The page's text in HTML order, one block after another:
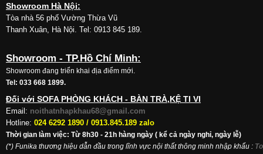
Showroom Hà Nội:
Tòa nhà 56 phố Vường Thừa Vũ
Thanh Xuân, Hà Nội. Tel: 0913 845 189.
Showroom - TP.Hồ Chí Minh:
Showroom đang triển khai địa điểm mới.
Tel: 033 668 1899.
Đối với SOFA PHÒNG KHÁCH - BÀN TRÀ,KỆ TI VI
Email: noithatnhapkhau68@gmail.com
Hotline: 024 6292 1890 / 0913.845.189 zalo
Thời gian làm việc: Từ 8h30 - 21h hàng ngày ( kể cả ngày nghỉ, ngày lễ)
(*) Funika thương hiệu dẫn đầu trong lĩnh vực nội thất thông minh nhập khẩu :